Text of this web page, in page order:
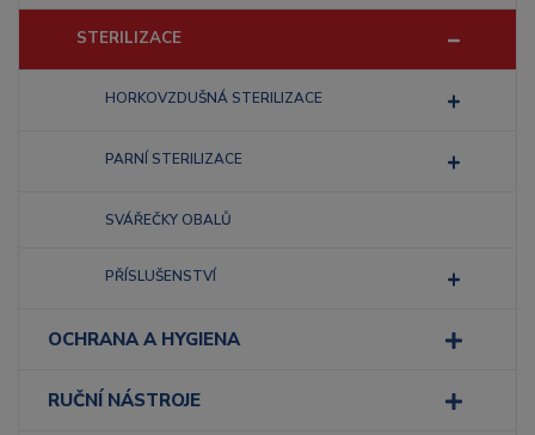
STERILIZACE
HORKOVZDUŠNÁ STERILIZACE
PARNÍ STERILIZACE
SVÁŘEČKY OBALŮ
PŘÍSLUŠENSTVÍ
OCHRANA A HYGIENA
RUČNÍ NÁSTROJE